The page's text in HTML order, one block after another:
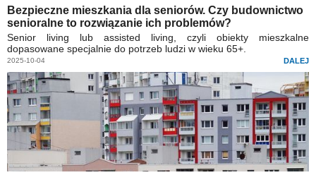
Bezpieczne mieszkania dla seniorów. Czy budownictwo
senioralne to rozwiązanie ich problemów?
Senior living lub assisted living, czyli obiekty mieszkalne
dopasowane specjalnie do potrzeb ludzi w wieku 65+.
2025-10-04 DALEJ